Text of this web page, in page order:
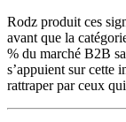
Rodz produit ces
avant que la
% du marché B2B
s’appuient sur cette
rattraper par ceux